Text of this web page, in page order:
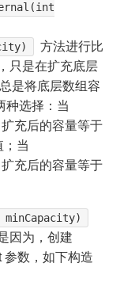
方法进行比
只是在扩充底层
是将底层数组容
种选择：当
充后的容量等于
；当
充后的容量等于
因为，创建
参数，如下构造